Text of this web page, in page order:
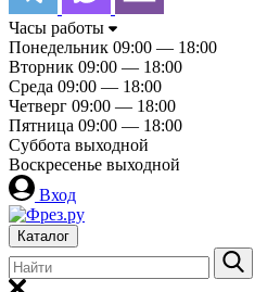
Часы работы
Понедельник 09:00 — 18:00
Вторник 09:00 — 18:00
Среда 09:00 — 18:00
Четверг 09:00 — 18:00
Пятница 09:00 — 18:00
Суббота выходной
Воскресенье выходной
Вход
Каталог